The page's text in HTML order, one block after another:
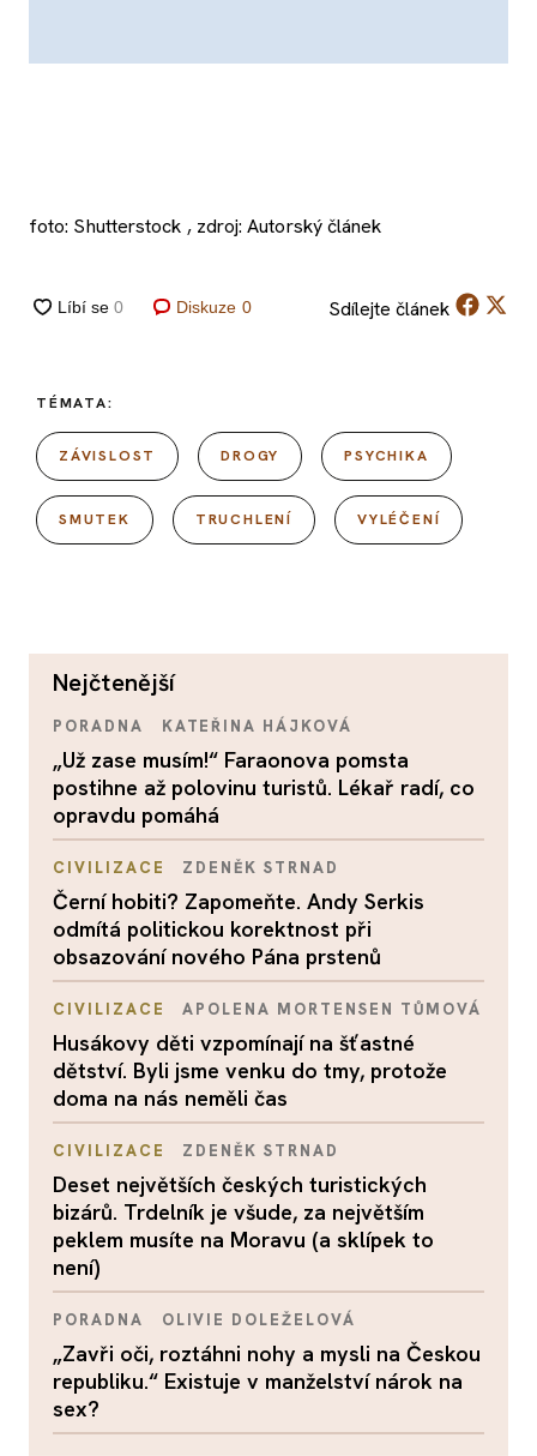
foto: Shutterstock , zdroj: Autorský článek
Diskuze 0 Sdílejte článek
TÉMATA:
ZÁVISLOST DROGY PSYCHIKA
SMUTEK TRUCHLENÍ VYLÉČENÍ
nejčtenější
PORADNA KATEŘINA HÁJKOVÁ
„Už zase musím!“ Faraonova pomsta
postihne až polovinu turistů. Lékař radí, co
opravdu pomáhá
CIVILIZACE ZDENĚK STRNAD
Černí hobiti? Zapomeňte. Andy Serkis
odmítá politickou korektnost při
obsazování nového Pána prstenů
CIVILIZACE APOLENA MORTENSEN TŮMOVÁ
Husákovy děti vzpomínají na šťastné
dětství. Byli jsme venku do tmy, protože
doma na nás neměli čas
CIVILIZACE ZDENĚK STRNAD
Deset největších českých turistických
bizárů. Trdelník je všude, za největším
peklem musíte na Moravu (a sklípek to
není)
PORADNA OLIVIE DOLEŽELOVÁ
„Zavři oči, roztáhni nohy a mysli na Českou
republiku.“ Existuje v manželství nárok na
sex?